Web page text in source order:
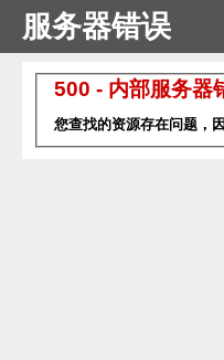
服务器错误
500 - 内部服务器
您查找的资源存在问题，